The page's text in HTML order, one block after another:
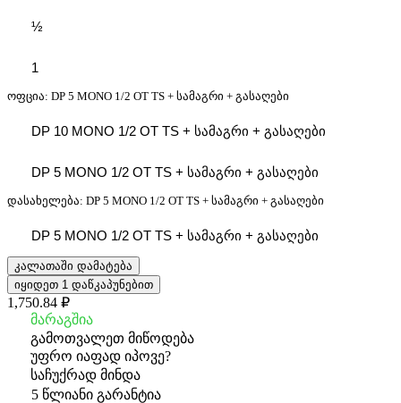
½
1
ოფცია: DP 5 MONO 1/2 OT TS + სამაგრი + გასაღები
DP 10 MONO 1/2 OT TS + სამაგრი + გასაღები
DP 5 MONO 1/2 OT TS + სამაგრი + გასაღები
დასახელება: DP 5 MONO 1/2 OT TS + სამაგრი + გასაღები
DP 5 MONO 1/2 OT TS + სამაგრი + გასაღები
კალათაში დამატება
იყიდეთ 1 დაწკაპუნებით
1,750.84 ₽
მარაგშია
გამოთვალეთ მიწოდება
უფრო იაფად იპოვე?
საჩუქრად მინდა
5 წლიანი გარანტია